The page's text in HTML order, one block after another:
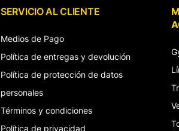
SERVICIO AL CLIENTE
Medios de Pago
Política de entregas y devolución
Política de protección de datos
personales
Términos y condiciones
Política de privacidad